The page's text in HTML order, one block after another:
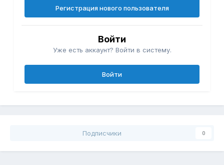
Регистрация нового пользователя
Войти
Уже есть аккаунт? Войти в систему.
Войти
Подписчики 0